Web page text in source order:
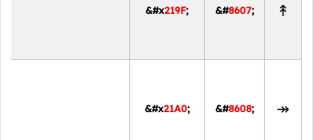
↟
&#8607;
&#x219F;
↠
&#8608;
&#x21A0;